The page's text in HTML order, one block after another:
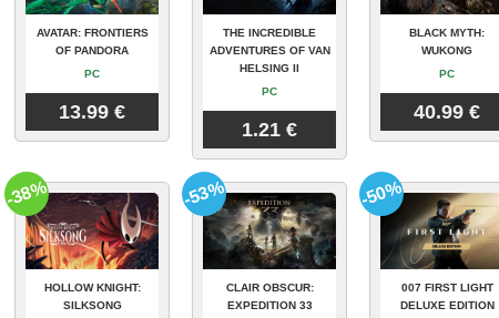
AVATAR: FRONTIERS
OF PANDORA
PC
13.99 €
THE INCREDIBLE
ADVENTURES OF VAN
HELSING II
PC
1.21 €
BLACK MYTH:
WUKONG
PC
40.99 €
HOLLOW KNIGHT:
SILKSONG
-38%
CLAIR OBSCUR:
EXPEDITION 33
-53%
007 FIRST LIGHT
DELUXE EDITION
-50%